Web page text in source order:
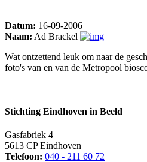
Datum: 16-09-2006
Naam: Ad Brackel
Wat ontzettend leuk om naar de
foto's van en van de Metropool
Stichting Eindhoven in Beeld
Gasfabriek 4
5613 CP Eindhoven
Telefoon: 040 - 211 60 72